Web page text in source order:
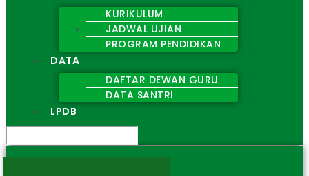
KURIKULUM
JADWAL UJIAN
PROGRAM PENDIDIKAN
DATA
DAFTAR DEWAN GURU
DATA SANTRI
LPDB